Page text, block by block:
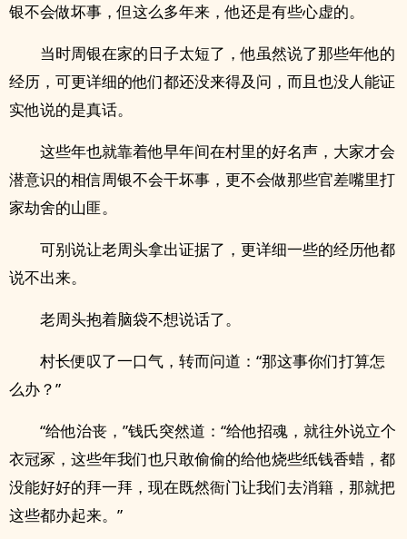
银不会做坏事，但这么多年来，他还是有些心虚的。
当时周银在家的日子太短了，他虽然说了那些年他的
经历，可更详细的他们都还没来得及问，而且也没人能证
实他说的是真话。
这些年也就靠着他早年间在村里的好名声，大家才会
潜意识的相信周银不会干坏事，更不会做那些官差嘴里打
家劫舍的山匪。
可别说让老周头拿出证据了，更详细一些的经历他都
说不出来。
老周头抱着脑袋不想说话了。
村长便叹了一口气，转而问道：“那这事你们打算怎
么办？”
“给他治丧，”钱氏突然道：“给他招魂，就往外说立个
衣冠冢，这些年我们也只敢偷偷的给他烧些纸钱香蜡，都
没能好好的拜一拜，现在既然衙门让我们去消籍，那就把
这些都办起来。”